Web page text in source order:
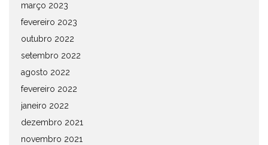
março 2023
fevereiro 2023
outubro 2022
setembro 2022
agosto 2022
fevereiro 2022
janeiro 2022
dezembro 2021
novembro 2021